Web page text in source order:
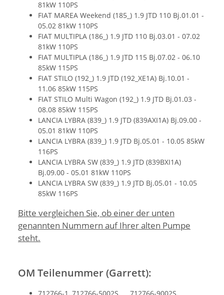
81kW 110PS
FIAT MAREA Weekend (185_) 1.9 JTD 110 Bj.01.01 -
05.02 81kW 110PS
FIAT MULTIPLA (186_) 1.9 JTD 110 Bj.03.01 - 07.02
81kW 110PS
FIAT MULTIPLA (186_) 1.9 JTD 115 Bj.07.02 - 06.10
85kW 115PS
FIAT STILO (192_) 1.9 JTD (192_XE1A) Bj.10.01 -
11.06 85kW 115PS
FIAT STILO Multi Wagon (192_) 1.9 JTD Bj.01.03 -
08.08 85kW 115PS
LANCIA LYBRA (839_) 1.9 JTD (839AXI1A) Bj.09.00 -
05.01 81kW 110PS
LANCIA LYBRA (839_) 1.9 JTD Bj.05.01 - 10.05 85kW
116PS
LANCIA LYBRA SW (839_) 1.9 JTD (839BXI1A)
Bj.09.00 - 05.01 81kW 110PS
LANCIA LYBRA SW (839_) 1.9 JTD Bj.05.01 - 10.05
85kW 116PS
Bitte vergleichen Sie, ob einer der unten
genannten Nummern auf Ihrer alten Pumpe
steht.
OM Teilenummer (Garrett):